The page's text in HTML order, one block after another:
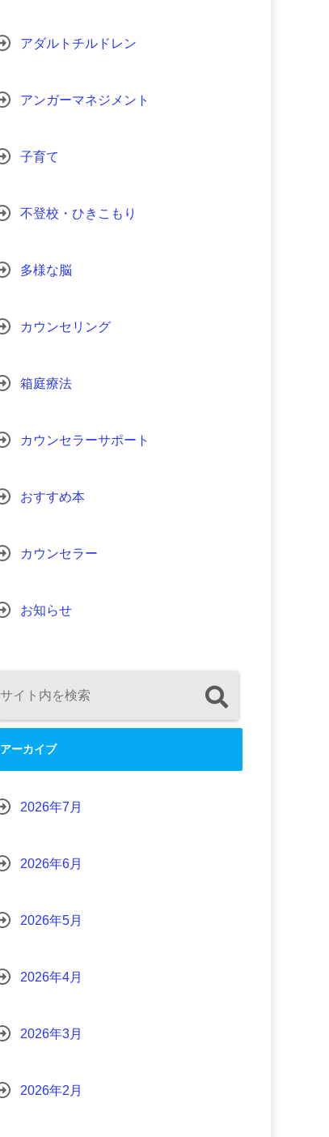
アダルトチルドレン
アンガーマネジメント
子育て
不登校・ひきこもり
多様な脳
カウンセリング
箱庭療法
カウンセラーサポート
おすすめ本
カウンセラー
お知らせ
アーカイブ
2026年7月
2026年6月
2026年5月
2026年4月
2026年3月
2026年2月